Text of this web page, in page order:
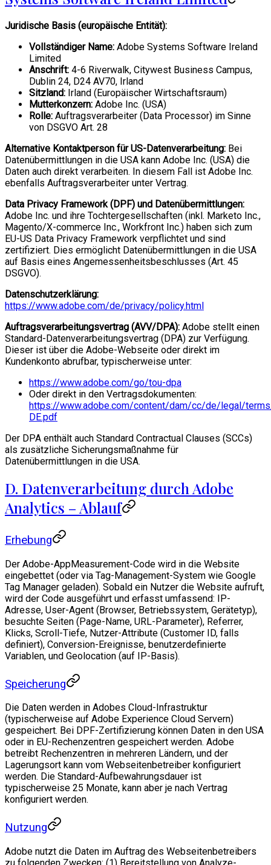
Juridische Basis (europäische Entität):
Vollständiger Name: Adobe Systems Software Ireland
Limited
Anschrift: 4-6 Riverwalk, Citywest Business Campus,
Dublin 24, D24 AV70, Irland
Sitzland: Irland (Europäischer Wirtschaftsraum)
Mutterkonzern: Adobe Inc. (USA)
Rolle: Auftragsverarbeiter (Data Processor) im Sinne
von DSGVO Art. 28
Alternative Kontaktperson für US-Datenverarbeitung: Bei
Datenübermittlungen in die USA kann Adobe Inc. (USA) die
Daten auch direkt verarbeiten. In diesem Fall ist Adobe Inc.
ebenfalls Auftragsverarbeiter unter Vertrag.
Data Privacy Framework (DPF) und Datenübermittlungen:
Adobe Inc. und ihre Tochtergesellschaften (inkl. Marketo Inc.,
Magento/X-commerce Inc., Workfront Inc.) haben sich zum
EU-US Data Privacy Framework verpflichtet und sind
zertifiziert. Dies ermöglicht Datenübermittlungen in die USA
auf Basis eines Angemessenheitsbeschlusses (Art. 45
DSGVO).
Datenschutzerklärung:
https://www.adobe.com/de/privacy/policy.html
Auftragsverarbeitungsvertrag (AVV/DPA): Adobe stellt einen
Standard-Datenverarbeitungsvertrag (DPA) zur Verfügung.
Dieser ist über die Adobe-Webseite oder direkt im
Kundenkonto abrufbar, typischerweise unter:
https://www.adobe.com/go/tou-dpa
Oder direkt in den Vertragsdokumenten:
https://www.adobe.com/content/dam/cc/de/legal/
DE.pdf
Der DPA enthält auch Standard Contractual Clauses (SCCs)
als zusätzliche Sicherungsmaßnahme für
Datenübermittlungen in die USA.
D. Datenverarbeitung durch Adobe
Analytics – Ablauf
Erhebung
Der Adobe-AppMeasurement-Code wird in die Website
eingebettet (oder via Tag-Management-System wie Google
Tag Manager geladen). Sobald ein Nutzer die Website aufruft,
wird der Code ausgeführt und erfasst umfassend: IP-
Adresse, User-Agent (Browser, Betriebssystem, Gerätetyp),
besuchte Seiten (Page-Name, URL-Parameter), Referrer,
Klicks, Scroll-Tiefe, Nutzer-Attribute (Customer ID, falls
definiert), Conversion-Ereignisse, benutzerdefinierte
Variablen, und Geolocation (auf IP-Basis).
Speicherung
Die Daten werden in Adobes Cloud-Infrastruktur
(typischerweise auf Adobe Experience Cloud Servern)
gespeichert. Bei DPF-Zertifizierung können Daten in den USA
oder in EU-Rechenzentren gespeichert werden. Adobe
betreibt Rechenzentren in mehreren Ländern, und der
Lagerungsort kann vom Webseitenbetreiber konfiguriert
werden. Die Standard-Aufbewahrungsdauer ist
typischerweise 25 Monate, kann aber je nach Vertrag
konfiguriert werden.
Nutzung
Adobe nutzt die Daten im Auftrag des Webseitenbetreibers